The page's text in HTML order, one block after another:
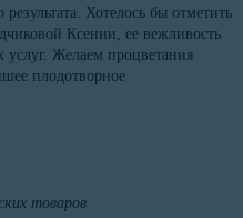
Хотелось бы отметить
Ксении, ее вежливость
услуг. Желаем процветания
плодотворное
товаров